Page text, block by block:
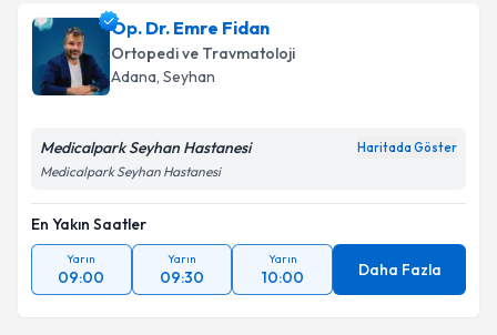
Op. Dr. Emre Fidan
Ortopedi ve Travmatoloji
Adana, Seyhan
Medicalpark Seyhan Hastanesi Haritada Göster
Medicalpark Seyhan Hastanesi
En Yakın Saatler
Yarın
09:00
Yarın
09:30
Yarın
10:00 Daha Fazla